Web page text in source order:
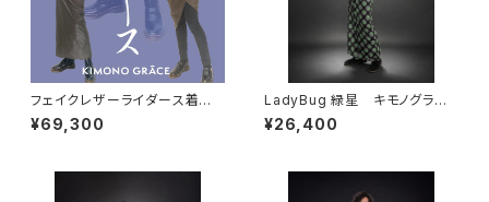
フェイクレザーライダース着物N
eo moca メンズ
¥69,300
LadyBug 緑星 キモノグラー
ス×ローブジャポニカコラボ浴
衣 メンズ 綿100％
¥26,400